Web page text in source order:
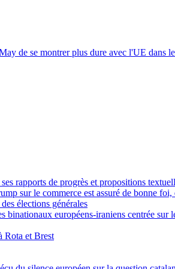
de se montrer plus dure avec l'UE dans
rapports de progrès et propositions
sur le commerce est assuré de bonne
élections générales
binationaux européens-iraniens centrée sur
Rota et Brest